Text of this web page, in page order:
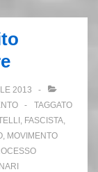
2013
TAGGATO
, FASCISTA,
, MOVIMENTO